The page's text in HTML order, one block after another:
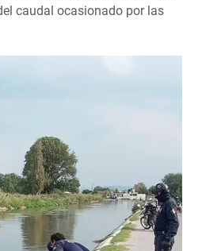
caudal ocasionado por las